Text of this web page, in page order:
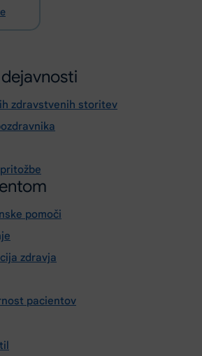
zdravstvenih storitev
pomoči
zdravja
pacientov